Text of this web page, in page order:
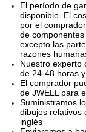
El período de
disponible. El
por el
de
excepto las
razones
Nuestro experto
de 24-48 horas
El comprador
de JWELL para
Suministramos
dibujos relativos
inglés